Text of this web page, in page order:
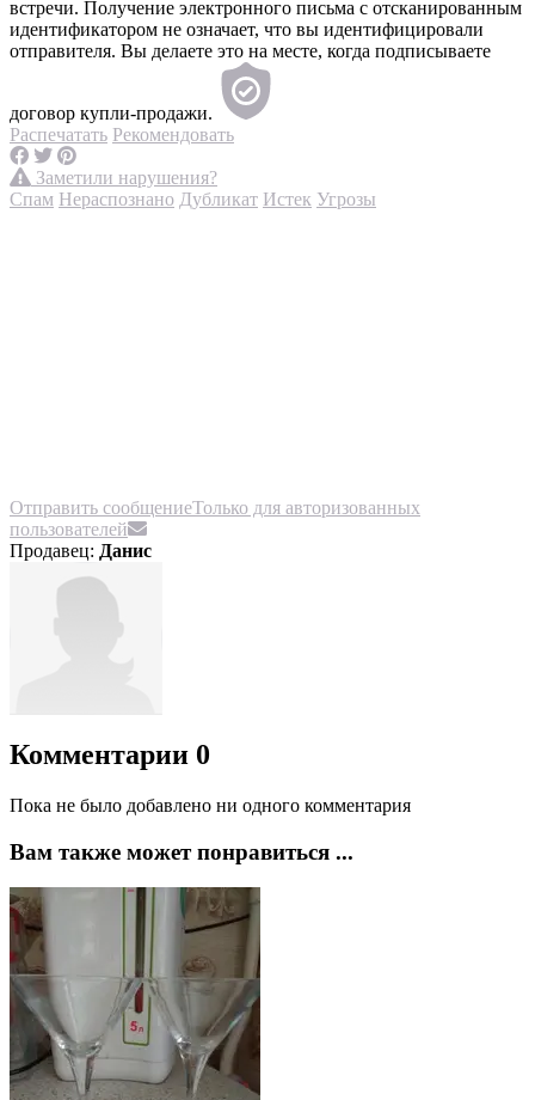
встречи. Получение электронного письма с отсканированным
идентификатором не означает, что вы идентифицировали
отправителя. Вы делаете это на месте, когда подписываете
договор купли-продажи.
Распечатать Рекомендовать
Заметили нарушения?
Спам Нераспознано Дубликат Истек Угрозы
Отправить сообщениеТолько для авторизованных
пользователей
Продавец: Данис
Комментарии 0
Пока не было добавлено ни одного комментария
Вам также может понравиться ...